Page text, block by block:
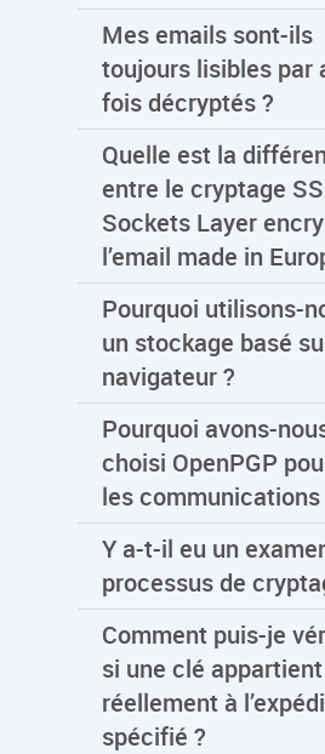
Mes emails sont-ils
toujours lisibles par
fois décryptés ?
Quelle est la
entre le cryptage
Sockets Layer
l’email made in
Pourquoi utilisons-
un stockage basé
navigateur ?
Pourquoi avons-
choisi OpenPGP
les communications
Y a-t-il eu un
processus de
Comment puis-je
si une clé appartient
réellement à
spécifié ?